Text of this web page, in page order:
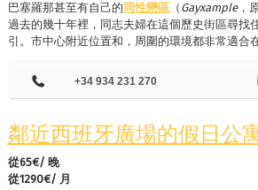
巴塞羅那甚至有自己的 同性戀區（ Gayxample，
過去的幾十年裡，同志夫婦在這個歷史街區尋找
引。市中心附近位置和，周圍的環境都非常適合
+34 934 231 270
鄰近西班牙廣場的假日公
從65€/ 晚
從1290€/ 月